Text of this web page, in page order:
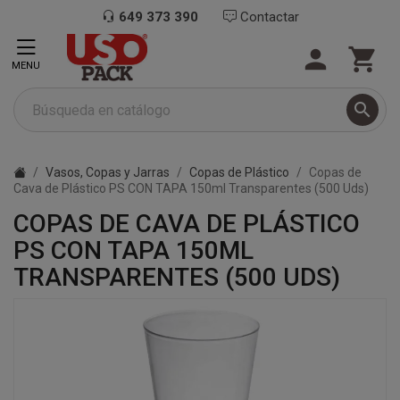
649 373 390 Contactar

 
MENU
Vasos, Copas y Jarras Copas de Plástico
Copas de
Cava de Plástico PS CON TAPA 150ml Transparentes (500 Uds)
COPAS DE CAVA DE PLÁSTICO
PS CON TAPA 150ML
TRANSPARENTES (500 UDS)